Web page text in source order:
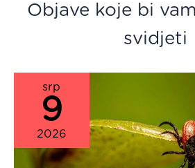
Objave koje bi
svidjeti
srp
9
2026